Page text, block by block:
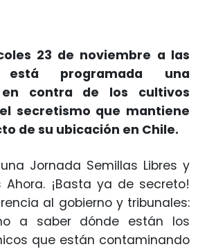
23 de noviembre a las
programada una
en contra de los cultivos
secretismo que mantiene
de su ubicación en Chile.
Jornada Semillas Libres y
Ahora. ¡Basta ya de secreto!
al gobierno y tribunales:
a saber dónde están los
que están contaminando